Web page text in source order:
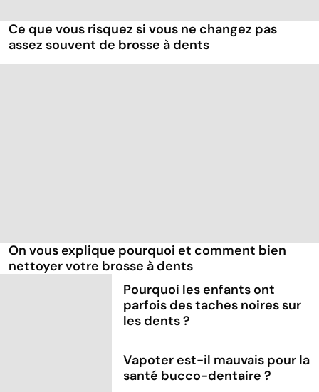
Ce que vous risquez si vous ne changez pas
assez souvent de brosse à dents
On vous explique pourquoi et comment bien
nettoyer votre brosse à dents
Pourquoi les enfants ont
parfois des taches noires sur
les dents ?
Vapoter est-il mauvais pour la
santé bucco-dentaire ?